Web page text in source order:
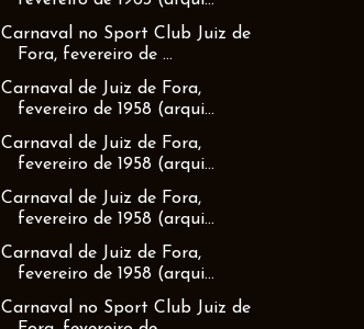
Carnaval no Sport Club Juiz de
Fora, fevereiro de ...
Carnaval de Juiz de Fora,
fevereiro de 1958 (arqui...
Carnaval de Juiz de Fora,
fevereiro de 1958 (arqui...
Carnaval de Juiz de Fora,
fevereiro de 1958 (arqui...
Carnaval de Juiz de Fora,
fevereiro de 1958 (arqui...
Carnaval no Sport Club Juiz de